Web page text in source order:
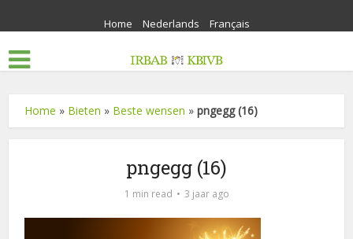
Home Nederlands Français
Home » Bieten » Beste wensen »pngegg (16)
pngegg (16)
1 min read 3 jaar ago